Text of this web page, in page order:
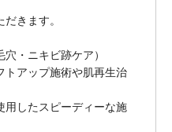
きます。
・ニキビ跡ケア）
トアップ施術や肌再生治
用したスピーディーな施